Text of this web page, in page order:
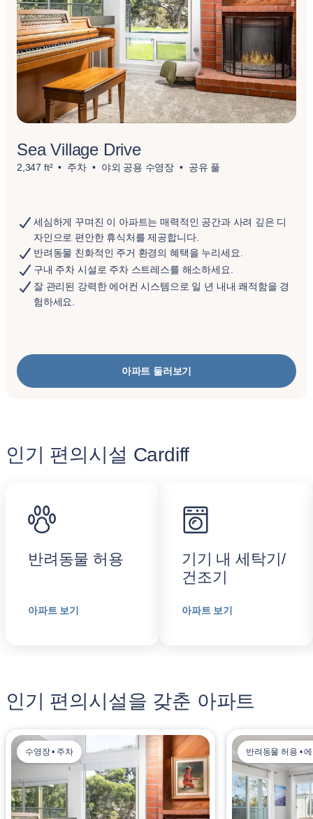
Sea Village Drive
2,347 ft² 주차 야외 공용 수영장 공유 풀
세심하게 꾸며진 이 아파트는 매력적인 공간과 사려 깊은 디
자인으로 편안한 휴식처를 제공합니다.
반려동물 친화적인 주거 환경의 혜택을 누리세요.
구내 주차 시설로 주차 스트레스를 해소하세요.
잘 관리된 강력한 에어컨 시스템으로 일 년 내내 쾌적함을 경
험하세요.
아파트 둘러보기
인기 편의시설 Cardiff
반려동물 허용
아파트 보기
기기 내 세탁기/
건조기
아파트 보기
인기 편의시설을 갖춘 아파트
수영장 • 주차 반려동물 허용 •